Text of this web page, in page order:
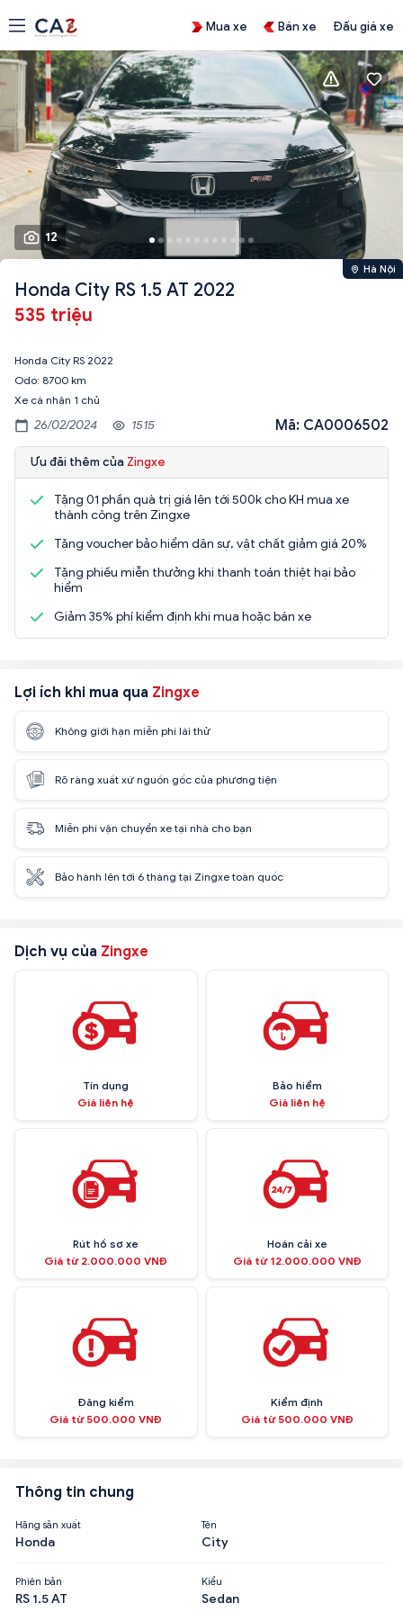
Mua xe Bán xe Đấu giá xe
12
Hà Nội
Honda City RS 1.5 AT 2022
535 triệu
Honda City RS 2022
Odo: 8700 km
Xe cá nhân 1 chủ
26/02/2024 1515 Mã: CA0006502
Ưu đãi thêm của Zingxe
Tặng 01 phần quà trị giá lên tới 500k cho KH mua xe
thành công trên Zingxe
Tặng voucher bảo hiểm dân sự, vật chất giảm giá 20%
Tặng phiếu miễn thưởng khi thanh toán thiệt hại bảo
hiểm
Giảm 35% phí kiểm định khi mua hoặc bán xe
Lợi ích khi mua qua Zingxe
Không giới hạn miễn phí lái thử
Rõ ràng xuất xứ nguồn gốc của phương tiện
Miễn phí vận chuyển xe tại nhà cho bạn
Bảo hành lên tới 6 tháng tại Zingxe toàn quốc
Dịch vụ của Zingxe
Tín dụng
Giá liên hệ
Bảo hiểm
Giá liên hệ
Rút hồ sơ xe
Giá từ 2.000.000 VNĐ
Hoán cải xe
Giá từ 12.000.000 VNĐ
Đăng kiểm
Giá từ 500.000 VNĐ
Kiểm định
Giá từ 500.000 VNĐ
Thông tin chung
Hãng sản xuất
Honda
Tên
City
Phiên bản
RS 1.5 AT
Kiểu
Sedan